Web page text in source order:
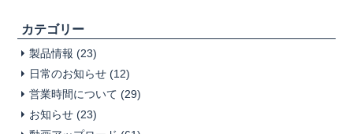
カテゴリー
製品情報 (23)
日常のお知らせ (12)
営業時間について (29)
お知らせ (23)